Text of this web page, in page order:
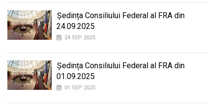
Ședința Consiliului Federal al FRA din
24.09.2025
24 SEP 2025
Ședința Consiliului Federal al FRA din
01.09.2025
01 SEP 2025